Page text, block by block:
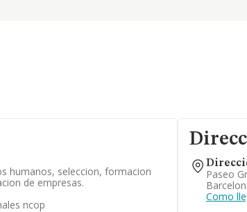
humanos, seleccion, formacion
de empresas.
ncop
Paseo
Como